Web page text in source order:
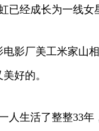
已经成长为一线
影厂美工米家山
好的。
人生活了整整33